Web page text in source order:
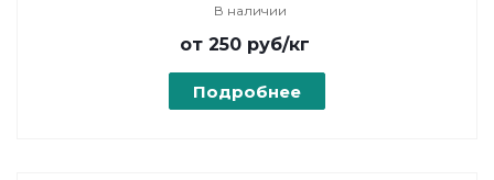
В наличии
от 250 руб/кг
Подробнее